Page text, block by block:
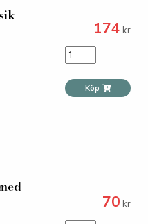
174 kr
Köp
70 kr